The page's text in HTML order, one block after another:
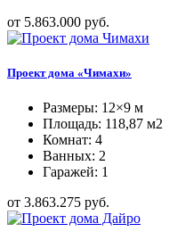
от 5.863.000 руб.
Проект дома «Чимахи»
Размеры: 12×9 м
Площадь: 118,87 м2
Комнат: 4
Ванных: 2
Гаражей: 1
от 3.863.275 руб.